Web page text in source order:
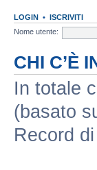
LOGIN • ISCRIVITI
Nome utente:
CHI C’È
In totale
(basato
Record